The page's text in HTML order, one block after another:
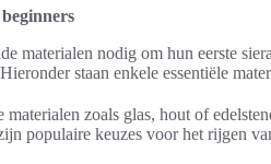
materialen nodig om hun eerste
staan enkele essentiële
zoals glas, hout of
populaire keuzes voor het rijgen